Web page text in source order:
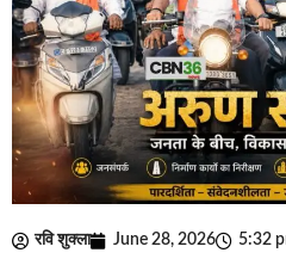
रवि शुक्ला June 28, 2026 5:32